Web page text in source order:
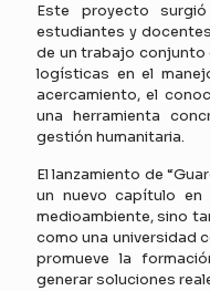
Este proyecto
estudiantes y
de un trabajo conjunto
logísticas en el
acercamiento, el
una herramienta
gestión humanitaria.
El lanzamiento de
un nuevo capítulo en
medioambiente, sino
como una universidad
promueve la
generar soluciones